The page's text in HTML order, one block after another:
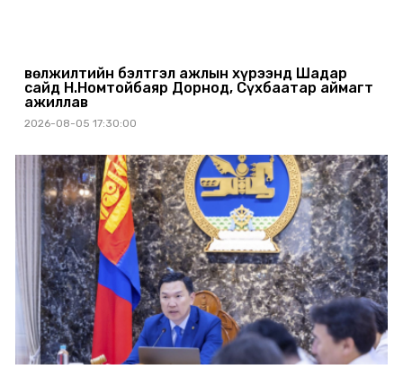
Өвөлжилтийн бэлтгэл ажлын хүрээнд Шадар
сайд Н.Номтойбаяр Дорнод, Сүхбаатар аймагт
ажиллав
2026-08-05 17:30:00